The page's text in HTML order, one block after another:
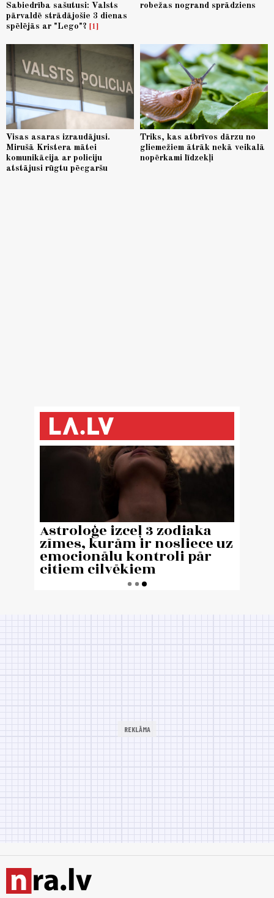
Sabiedrība sašutusi: Valsts
pārvaldē strādājošie 3 dienas
spēlējās ar "Lego"?
1
robežas nogrand sprādziens
Visas asaras izraudājusi.
Mirušā Kristera mātei
komunikācija ar policiju
atstājusi rūgtu pēcgaršu
Triks, kas atbrīvos dārzu no
gliemežiem ātrāk nekā veikalā
nopērkami līdzekļi